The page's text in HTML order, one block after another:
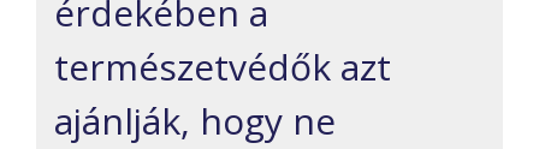
érdekében a
természetvédők azt
ajánlják, hogy ne